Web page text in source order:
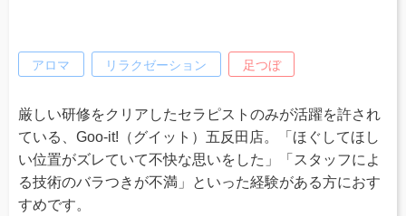
アロマ リラクゼーション 足つぼ
厳しい研修をクリアしたセラピストのみが活躍を許され
ている、Goo-it!（グイット）五反田店。「ほぐしてほし
い位置がズレていて不快な思いをした」「スタッフによ
る技術のバラつきが不満」といった経験がある方におす
すめです。